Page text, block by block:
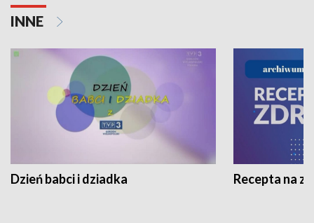
INNE
Dzień babci i dziadka Recepta na